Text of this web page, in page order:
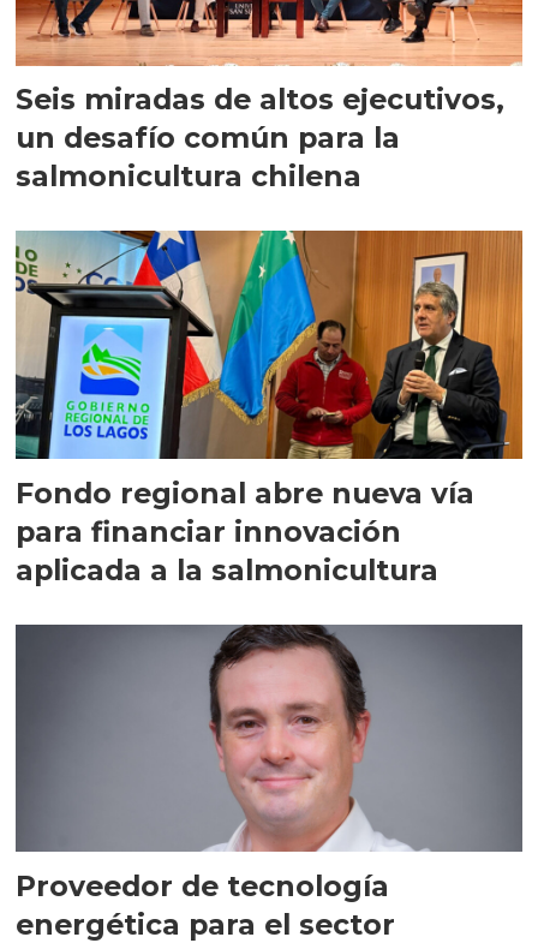
Seis miradas de altos ejecutivos,
un desafío común para la
salmonicultura chilena
Fondo regional abre nueva vía
para financiar innovación
aplicada a la salmonicultura
Proveedor de tecnología
energética para el sector